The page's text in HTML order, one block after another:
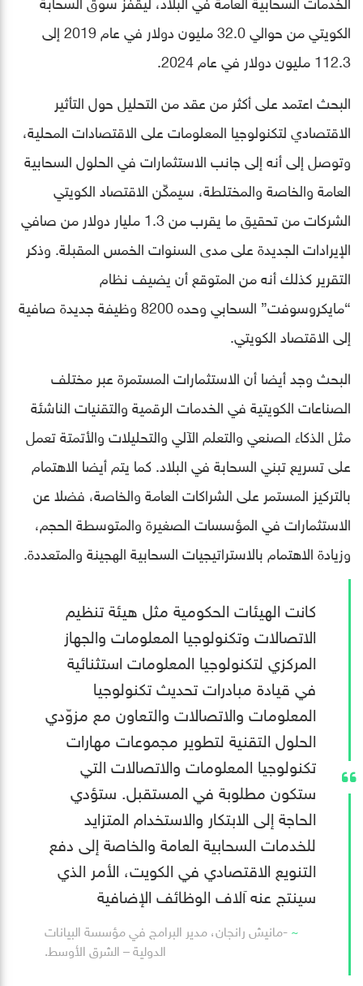
الكويتي من حوالي 32.0 مليون دولار في عام 2019 إلى
112.3 مليون دولار في عام 2024.
البحث اعتمد على أكثر من عقد من التحليل حول التأثير
الاقتصادي لتكنولوجيا المعلومات على الاقتصادات المحلية،
وتوصل إلى أنه إلى جانب الاستثمارات في الحلول السحابية
العامة والخاصة والمختلطة، سيمكّن الاقتصاد الكويتي
الشركات من تحقيق ما يقرب من 1.3 مليار دولار من صافي
الإيرادات الجديدة على مدى السنوات الخمس المقبلة. وذكر
التقرير كذلك أنه من المتوقع أن يضيف نظام
“مايكروسوفت” السحابي وحده 8200 وظيفة جديدة صافية
إلى الاقتصاد الكويتي.
البحث وجد أيضا أن الاستثمارات المستمرة عبر مختلف
الصناعات الكويتية في الخدمات الرقمية والتقنيات الناشئة
مثل الذكاء الصنعي والتعلم الآلي والتحليلات والأتمتة تعمل
على تسريع تبني السحابة في البلاد. كما يتم أيضا الاهتمام
بالتركيز المستمر على الشراكات العامة والخاصة، فضلا عن
الاستثمارات في المؤسسات الصغيرة والمتوسطة الحجم،
وزيادة الاهتمام بالاستراتيجيات السحابية الهجينة والمتعددة.
كانت الهيئات الحكومية مثل هيئة تنظيم
الاتصالات وتكنولوجيا المعلومات والجهاز
المركزي لتكنولوجيا المعلومات استثنائية
في قيادة مبادرات تحديث تكنولوجيا
المعلومات والاتصالات والتعاون مع مزوّدي
الحلول التقنية لتطوير مجموعات مهارات
تكنولوجيا المعلومات والاتصالات التي
ستكون مطلوبة في المستقبل. ستؤدي
الحاجة إلى الابتكار والاستخدام المتزايد
للخدمات السحابية العامة والخاصة إلى دفع
التنويع الاقتصادي في الكويت، الأمر الذي
سينتج عنه آلاف الوظائف الإضافية
-مانيش رانجان، مدير البرامج في مؤسسة البيانات
الدولية – الشرق الأوسط.